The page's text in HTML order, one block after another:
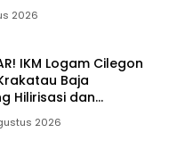
2026
IKM Logam Cilegon
Baja
Hilirisasi dan
Bahan Baku
2026